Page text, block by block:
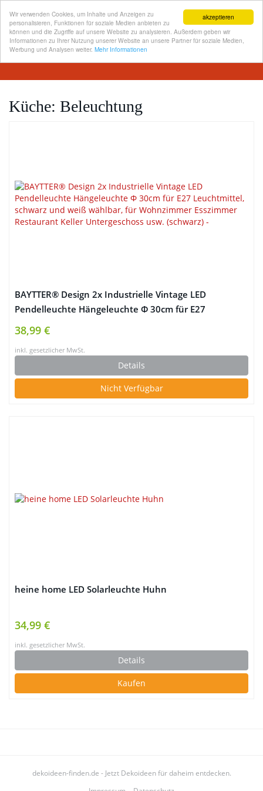
akzeptieren
Wir verwenden Cookies, um Inhalte und Anzeigen zu
personalisieren, Funktionen für soziale Medien anbieten zu
können und die Zugriffe auf unsere Website zu analysieren. Außerdem geben wir
Informationen zu Ihrer Nutzung unserer Website an unsere Partner für soziale Medien,
Werbung und Analysen weiter. Mehr Informationen
Skip
content
Küche: Beleuchtung
BAYTTER® Design 2x Industrielle Vintage LED
Pendelleuchte Hängeleuchte Φ 30cm für E27
Leuchtmittel, schwarz und weiß wählbar, für
Wohnzimmer Esszimmer Restaurant Keller
Untergeschoss usw. (schwarz)
38,99 €
inkl. gesetzlicher MwSt.
Details
Nicht Verfügbar
heine home LED Solarleuchte Huhn
34,99 €
inkl. gesetzlicher MwSt.
Details
Kaufen
dekoideen-finden.de - Jetzt Dekoideen für daheim entdecken.